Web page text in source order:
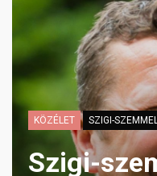
KÖZÉLET SZIGI-
Szigi-